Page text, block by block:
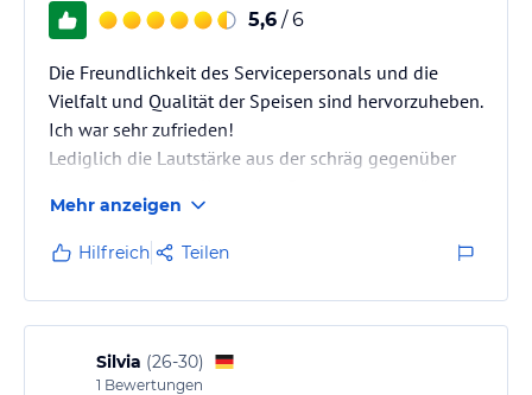
5,6 / 6
Die Freundlichkeit des Servicepersonals und die
Vielfalt und Qualität der Speisen sind hervorzuheben.
Ich war sehr zufrieden!
Lediglich die Lautstärke aus der schräg gegenüber
Mehr anzeigen
Hilfreich Teilen
Silvia (26-30)
1 Bewertungen